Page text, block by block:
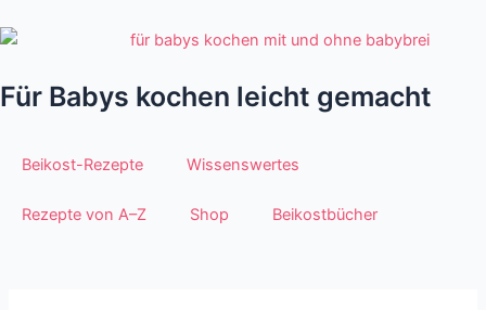
Inhalt
Für Babys kochen leicht gemacht
Beikost-Rezepte Wissenswertes
Rezepte von A–Z Shop Beikostbücher